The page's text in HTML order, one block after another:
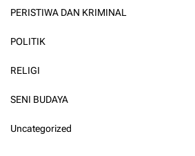
PERISTIWA DAN KRIMINAL
POLITIK
RELIGI
SENI BUDAYA
Uncategorized